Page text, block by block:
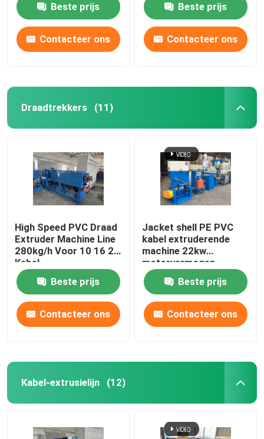
Beste prijs
Contacteer ons
Beste prijs
Contacteer ons
Draadtrekkers (11)
High Speed PVC Draad
Extruder Machine Line
280kg/h Voor 10 16 25
Kabel
Beste prijs
Contacteer ons
Jacket shell PE PVC
kabel extruderende
machine 22kw
motorvermogen
Beste prijs
Contacteer ons
Kabel-extrusielijn (12)